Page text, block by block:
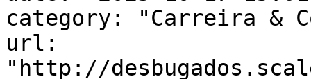
category: "Carreira &
url:
"http://